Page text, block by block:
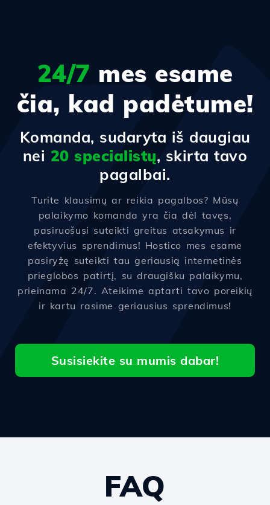
24/7 mes esame
čia, kad padėtume!
Komanda, sudaryta iš daugiau
nei 20 specialistų, skirta tavo
pagalbai.
Turite klausimų ar reikia pagalbos? Mūsų
palaikymo komanda yra čia dėl tavęs,
pasiruošusi suteikti greitus atsakymus ir
efektyvius sprendimus! Hostico mes esame
pasiryžę suteikti tau geriausią internetinės
prieglobos patirtį, su draugišku palaikymu,
prieinama 24/7. Ateikime aptarti tavo poreikių
ir kartu rasime geriausius sprendimus!
Susisiekite su mumis dabar!
FAQ